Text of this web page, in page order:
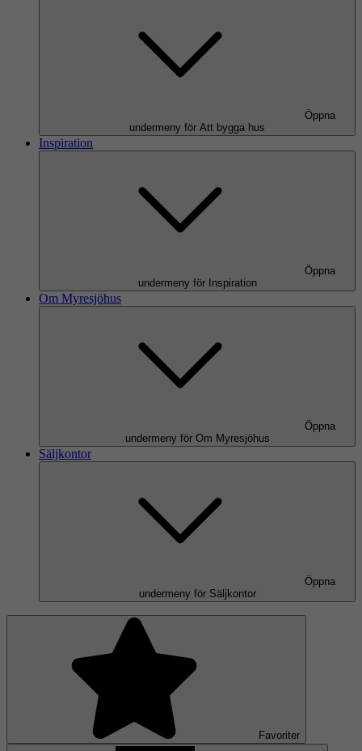
Öppna
undermeny för Att bygga hus
Inspiration
Öppna
undermeny för Inspiration
Om Myresjöhus
Öppna
undermeny för Om Myresjöhus
Säljkontor
Öppna
undermeny för Säljkontor
Favoriter